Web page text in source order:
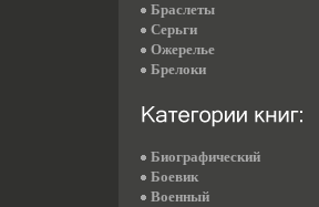
Браслеты
Серьги
Ожерелье
Брелоки
Биографический
Боевик
Военный